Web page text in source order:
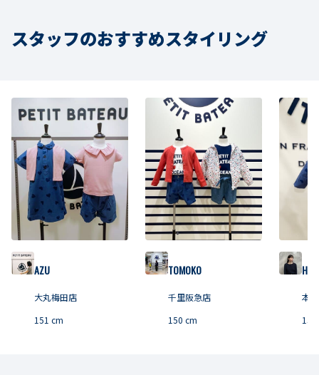
スタッフのおすすめスタイリング
AZU
大丸梅田店
151 cm
TOMOKO
千里阪急店
150 cm
本社
158